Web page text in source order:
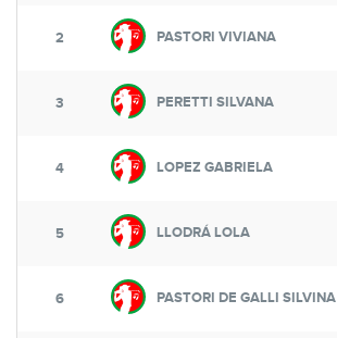
2 PASTORI VIVIANA
3 PERETTI SILVANA
4 LOPEZ GABRIELA
5 LLODRÁ LOLA
6 PASTORI DE GALLI SILVINA